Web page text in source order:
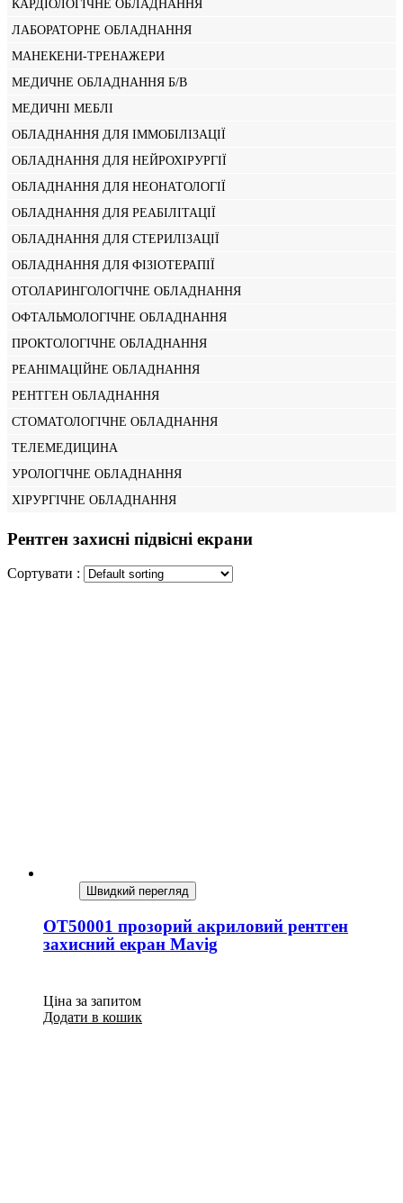
КАРДІОЛОГІЧНЕ ОБЛАДНАННЯ
ЛАБОРАТОРНЕ ОБЛАДНАННЯ
МАНЕКЕНИ-ТРЕНАЖЕРИ
МЕДИЧНЕ ОБЛАДНАННЯ Б/В
МЕДИЧНІ МЕБЛІ
ОБЛАДНАННЯ ДЛЯ ІММОБІЛІЗАЦІЇ
ОБЛАДНАННЯ ДЛЯ НЕЙРОХІРУРГІЇ
ОБЛАДНАННЯ ДЛЯ НЕОНАТОЛОГІЇ
ОБЛАДНАННЯ ДЛЯ РЕАБІЛІТАЦІЇ
ОБЛАДНАННЯ ДЛЯ СТЕРИЛІЗАЦІЇ
ОБЛАДНАННЯ ДЛЯ ФІЗІОТЕРАПІЇ
ОТОЛАРИНГОЛОГІЧНЕ ОБЛАДНАННЯ
ОФТАЛЬМОЛОГІЧНЕ ОБЛАДНАННЯ
ПРОКТОЛОГІЧНЕ ОБЛАДНАННЯ
РЕАНІМАЦІЙНЕ ОБЛАДНАННЯ
РЕНТГЕН ОБЛАДНАННЯ
СТОМАТОЛОГІЧНЕ ОБЛАДНАННЯ
ТЕЛЕМЕДИЦИНА
УРОЛОГІЧНЕ ОБЛАДНАННЯ
ХІРУРГІЧНЕ ОБЛАДНАННЯ
Рентген захисні підвісні екрани
Сортувати :
Швидкий перегляд
OT50001 прозорий акриловий рентген
захисний екран Mavig
Ціна за запитом
Додати в кошик